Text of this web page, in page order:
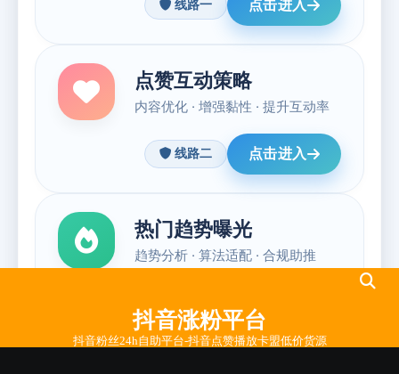
抖音涨粉平台
抖音粉丝24h自助平台-抖音点赞播放卡盟低价货源